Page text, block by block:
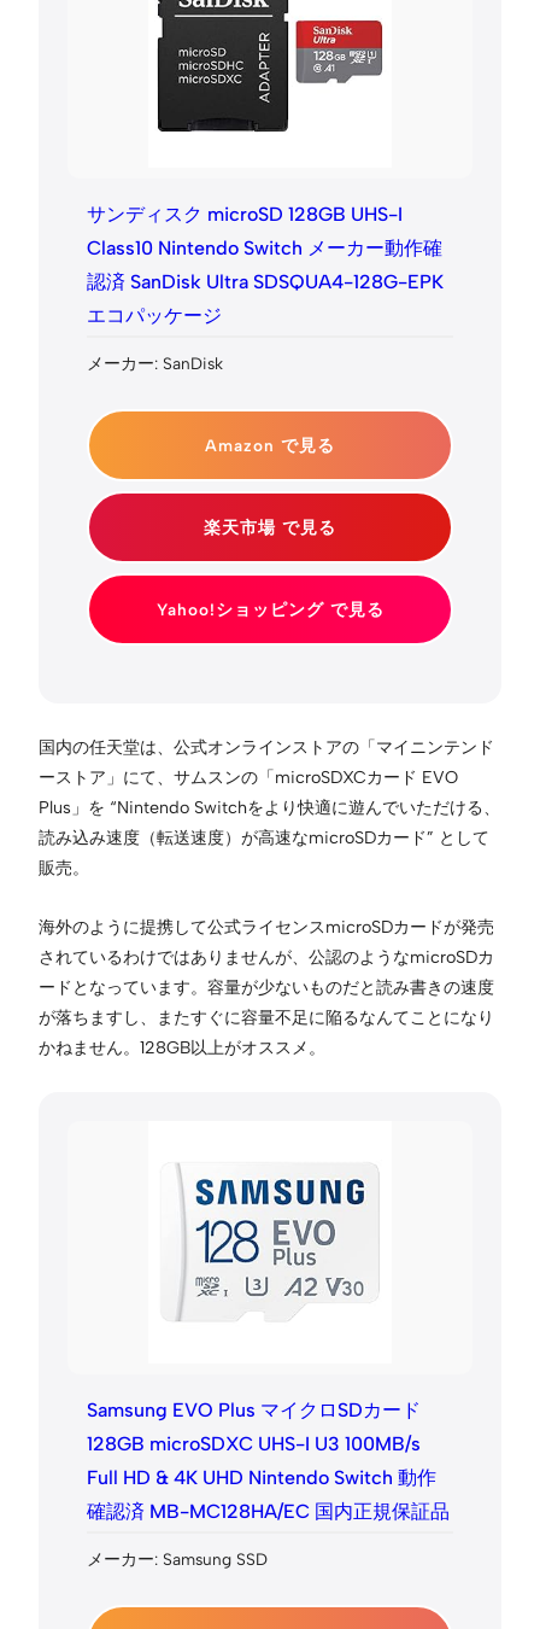
サンディスク microSD 128GB UHS-I
Class10 Nintendo Switch メーカー動作確
認済 SanDisk Ultra SDSQUA4-128G-EPK
エコパッケージ
メーカー: SanDisk
Amazon で見る
楽天市場 で見る
Yahoo!ショッピング で見る
国内の任天堂は、公式オンラインストアの「マイニンテンド
ーストア」にて、サムスンの「microSDXCカード EVO
Plus」を “Nintendo Switchをより快適に遊んでいただける、
読み込み速度（転送速度）が高速なmicroSDカード” として
販売。
海外のように提携して公式ライセンスmicroSDカードが発売
されているわけではありませんが、公認のようなmicroSDカ
ードとなっています。容量が少ないものだと読み書きの速度
が落ちますし、またすぐに容量不足に陥るなんてことになり
かねません。128GB以上がオススメ。
Samsung EVO Plus マイクロSDカード
128GB microSDXC UHS-I U3 100MB/s
Full HD & 4K UHD Nintendo Switch 動作
確認済 MB-MC128HA/EC 国内正規保証品
メーカー: Samsung SSD